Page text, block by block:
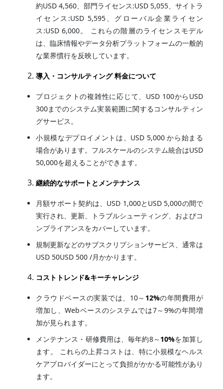
約USD 4,560、部門ライセンス:USD 5,055、サイトラ
イセンス:USD 5,595、グローバル企業ライセン
ス:USD 6,000。 これらの階層のライセンスモデル
は、臨床情報やデータ分析プラットフォームの一般的
な業界慣行を反映しています。
導入・コンサルティング 料金について
プロジェクトの複雑性に応じて、USD 100からUSD
300までのシステム実装範囲に関するコンサルティン
グサービス。
小規模なデプロイメントは、USD 5,000 から始まる
場合があります。フルスケールのシステム統合はUSD
50,000を超えることができます。
継続的なサポートとメンテナンス
月額サポート契約は、USD 1,000とUSD 5,000の間で
実行され、更新、トラブルシューティング、およびコ
ンプライアンスをカバーしています。
規制更新などのサブスクリプションサービス、通常は
USD 50USD 500 /月かかります。
コストトレンド&キーチャレンジ
クラウドベースの実装では、10～ 12%の年間費用が
増加し、Webベースのシステムでは7～9%の年間増
加が見られます。
メンテナンス・研修費用は、毎年約8～ 10%を加算し
ます。 これらの上昇コストは、特に小規模なヘルス
ケアプロバイダーにとって負担がかかる可能性があり
ます。